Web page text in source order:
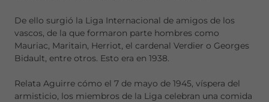
De ello surgió la Liga Internacional de amigos de los
vascos, de la que formaron parte hombres como
Mauriac, Maritain, Herriot, el cardenal Verdier o Georges
Bidault, entre otros. Esto era en 1938.
Relata Aguirre cómo el 7 de mayo de 1945, víspera del
armisticio, los miembros de la Liga celebran una comida